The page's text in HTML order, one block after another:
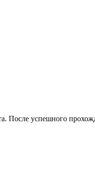
После успешного